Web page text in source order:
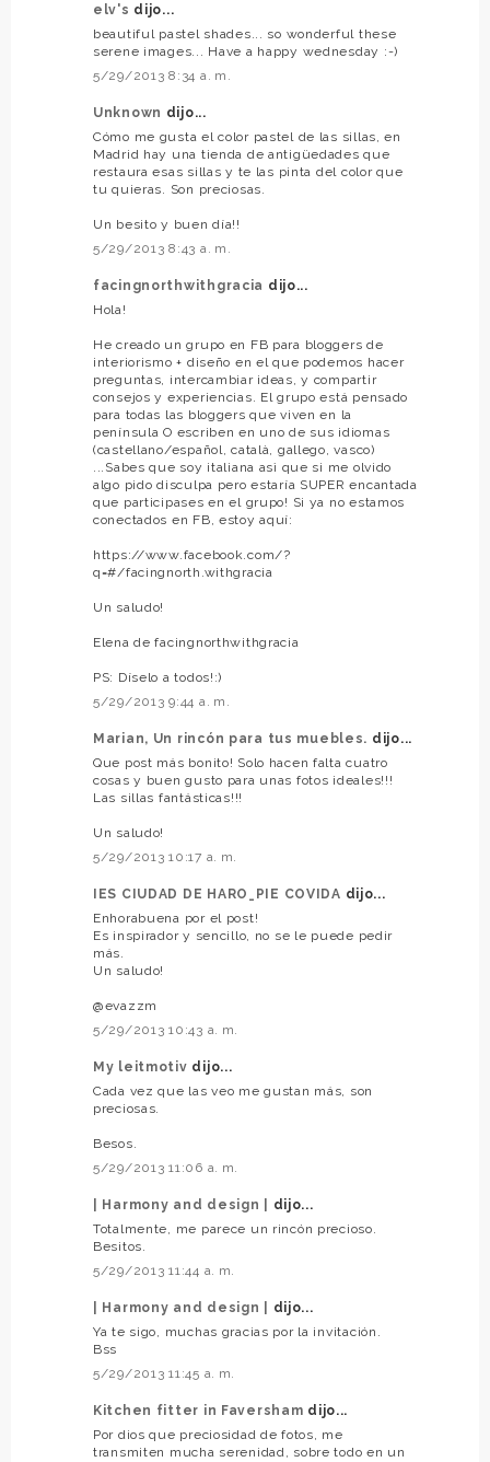
elv's dijo...
beautiful pastel shades... so wonderful these
serene images... Have a happy wednesday :-)
5/29/2013 8:34 a. m.
Unknown dijo...
Cómo me gusta el color pastel de las sillas, en
Madrid hay una tienda de antigüedades que
restaura esas sillas y te las pinta del color que
tu quieras. Son preciosas.
Un besito y buen día!!
5/29/2013 8:43 a. m.
facingnorthwithgracia dijo...
Hola!
He creado un grupo en FB para bloggers de
interiorismo + diseño en el que podemos hacer
preguntas, intercambiar ideas, y compartir
consejos y experiencias. El grupo está pensado
para todas las bloggers que viven en la
península O escriben en uno de sus idiomas
(castellano/español, català, gallego, vasco)
...Sabes que soy italiana asì que si me olvido
algo pido disculpa pero estaría SUPER encantada
que participases en el grupo! Si ya no estamos
conectados en FB, estoy aquí:
https://www.facebook.com/?
q=#/facingnorth.withgracia
Un saludo!
Elena de facingnorthwithgracia
PS: Díselo a todos!:)
5/29/2013 9:44 a. m.
Marian, Un rincón para tus muebles. dijo...
Que post más bonito! Solo hacen falta cuatro
cosas y buen gusto para unas fotos ideales!!!
Las sillas fantásticas!!!
Un saludo!
5/29/2013 10:17 a. m.
IES CIUDAD DE HARO_PIE COVIDA dijo...
Enhorabuena por el post!
Es inspirador y sencillo, no se le puede pedir
más.
Un saludo!
@evazzm
5/29/2013 10:43 a. m.
My leitmotiv dijo...
Cada vez que las veo me gustan más, son
preciosas.
Besos.
5/29/2013 11:06 a. m.
| Harmony and design |
dijo...
Totalmente, me parece un rincón precioso.
Besitos.
5/29/2013 11:44 a. m.
| Harmony and design |
dijo...
Ya te sigo, muchas gracias por la invitación.
Bss
5/29/2013 11:45 a. m.
Kitchen fitter in Faversham dijo...
Por dios que preciosidad de fotos, me
transmiten mucha serenidad, sobre todo en un